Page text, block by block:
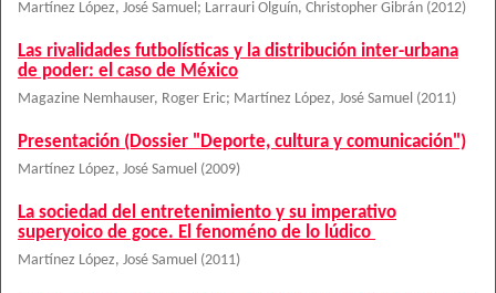
Martínez López, José Samuel ; Larrauri Olguín, Christopher Gibrán (2012)
Las rivalidades futbolísticas y la distribución inter-urbana
de poder: el caso de México
Magazine Nemhauser, Roger Eric; Martínez López, José Samuel (2011)
Presentación (Dossier "Deporte, cultura y comunicación")
Martínez López, José Samuel (2009)
La sociedad del entretenimiento y su imperativo
superyoico de goce. El fenoméno de lo lúdico
Martínez López, José Samuel (2011)